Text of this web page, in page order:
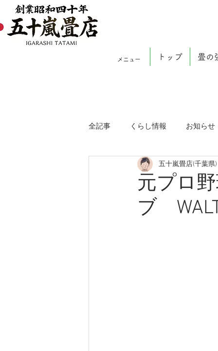
メニュー トップ 畳の
全記事 くらし情報 お知らせ
元プロ
ブ
五十嵐畳店(千葉県